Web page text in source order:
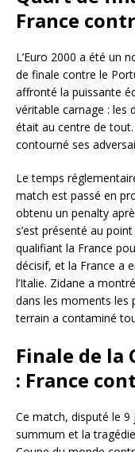
France
L’Euro 2000 a été un
de finale contre le
affronté la puissante
véritable carnage : les
était au centre de
contourné ses
Le temps
match est passé en
obtenu un penalty
s’est présenté au
qualifiant la France
décisif, et la France a
l’Italie. Zidane a
dans les moments les
terrain a contaminé
Finale de la
: France
Ce match, disputé le
summum et la